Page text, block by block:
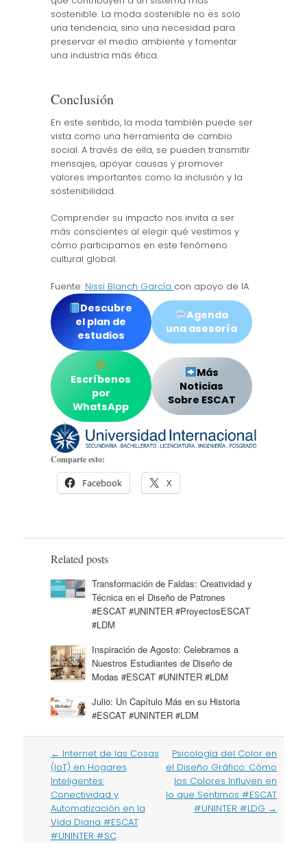
sostenible. La moda sostenible no es solo
una tendencia, sino una necesidad para
preservar el medio ambiente y fomentar
una industria más ética.
Conclusión
En este sentido, la moda también puede ser
vista como una herramienta de cambio
social. A través de ella, se pueden transmitir
mensajes, apoyar causas y promover
valores importantes como la inclusión y la
sostenibilidad.
Comprender su impacto nos invita a ser
más conscientes al elegir qué vestimos y
cómo participamos en este fenómeno
cultural global.
Fuente: Nissi Blanch García con apoyo de IA
Descubre
el plan de
estudios
Agenda
una asesoría
Escríbenos
por
WhatsApp
Más
Noticias
Sobre ESCAT
Comparte esto:
Facebook X
Related posts
Transformación de Faldas: Creatividad y
Técnica en el Diseño de Patrones
#ESCAT #UNINTER #ProyectosESCAT
#LDM
Inspiración de Agosto: Celebramos a
Nuestros Estudiantes de Diseño de
Modas #ESCAT #UNINTER #LDM
Julio: Un Capítulo Más en su Historia
#ESCAT #UNINTER #LDM
Post
navigation
← Internet de las Cosas
(IoT) en Hogares
Inteligentes:
Conectividad y
Automatización en la
Vida Diaria #ESCAT
#UNINTER #SC
Psicología del Color en
el Diseño Gráfico: Cómo
los Colores Influyen en
lo que Sentimos #ESCAT
#UNINTER #LDG →